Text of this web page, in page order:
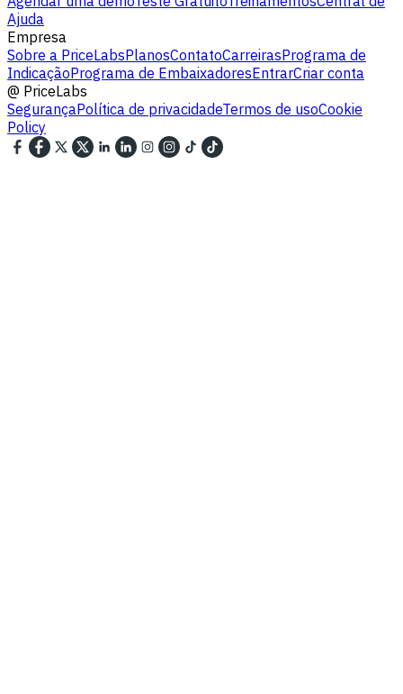
Ajuda
Empresa
Sobre a PriceLabsPlanosContatoCarreirasPrograma de
IndicaçãoPrograma de EmbaixadoresEntrarCriar conta
@ PriceLabs
SegurançaPolítica de privacidadeTermos de usoCookie
Policy